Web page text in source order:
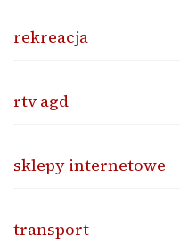
rekreacja
rtv agd
sklepy internetowe
transport